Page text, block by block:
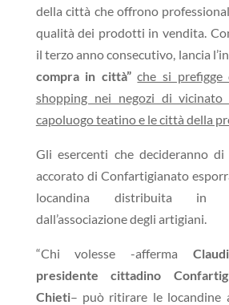
della città che offrono
qualità dei prodotti in vendita.
il terzo anno consecutivo, lancia
compra in città” che si
shopping nei negozi di
capoluogo teatino e le città della
Gli esercenti che decideranno di
accorato di Confartigianato
locandina distribuita in
dall’associazione degli artigiani.
“Chi volesse -afferma
presidente cittadino
Chieti– può ritirare le locandine